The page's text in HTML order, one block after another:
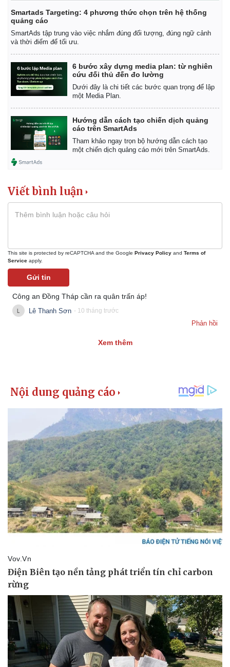
Thị trường
Smartads Targeting: 4 phương thức chọn trên hệ thống
quảng cáo
SmartAds tập trung vào việc nhắm đúng đối tượng, đúng ngữ cảnh
và thời điểm để tối ưu.
6 bước xây dựng media plan: từ nghiên
cứu đối thủ đến đo lường
Dưới đây là chi tiết các bước quan trọng để lập
một Media Plan.
Hướng dẫn cách tạo chiến dịch quảng
cáo trên SmartAds
Tham khảo ngay trọn bộ hướng dẫn cách tạo
một chiến dịch quảng cáo mới trên SmartAds.
Viết bình luận
This site is protected by reCAPTCHA and the Google Privacy Policy and Terms of
Service apply.
Gửi tin
Công an Đồng Tháp cần ra quân trấn áp!
Lê Thanh Sơn - 10 tháng trước
Phản hồi
Xem thêm